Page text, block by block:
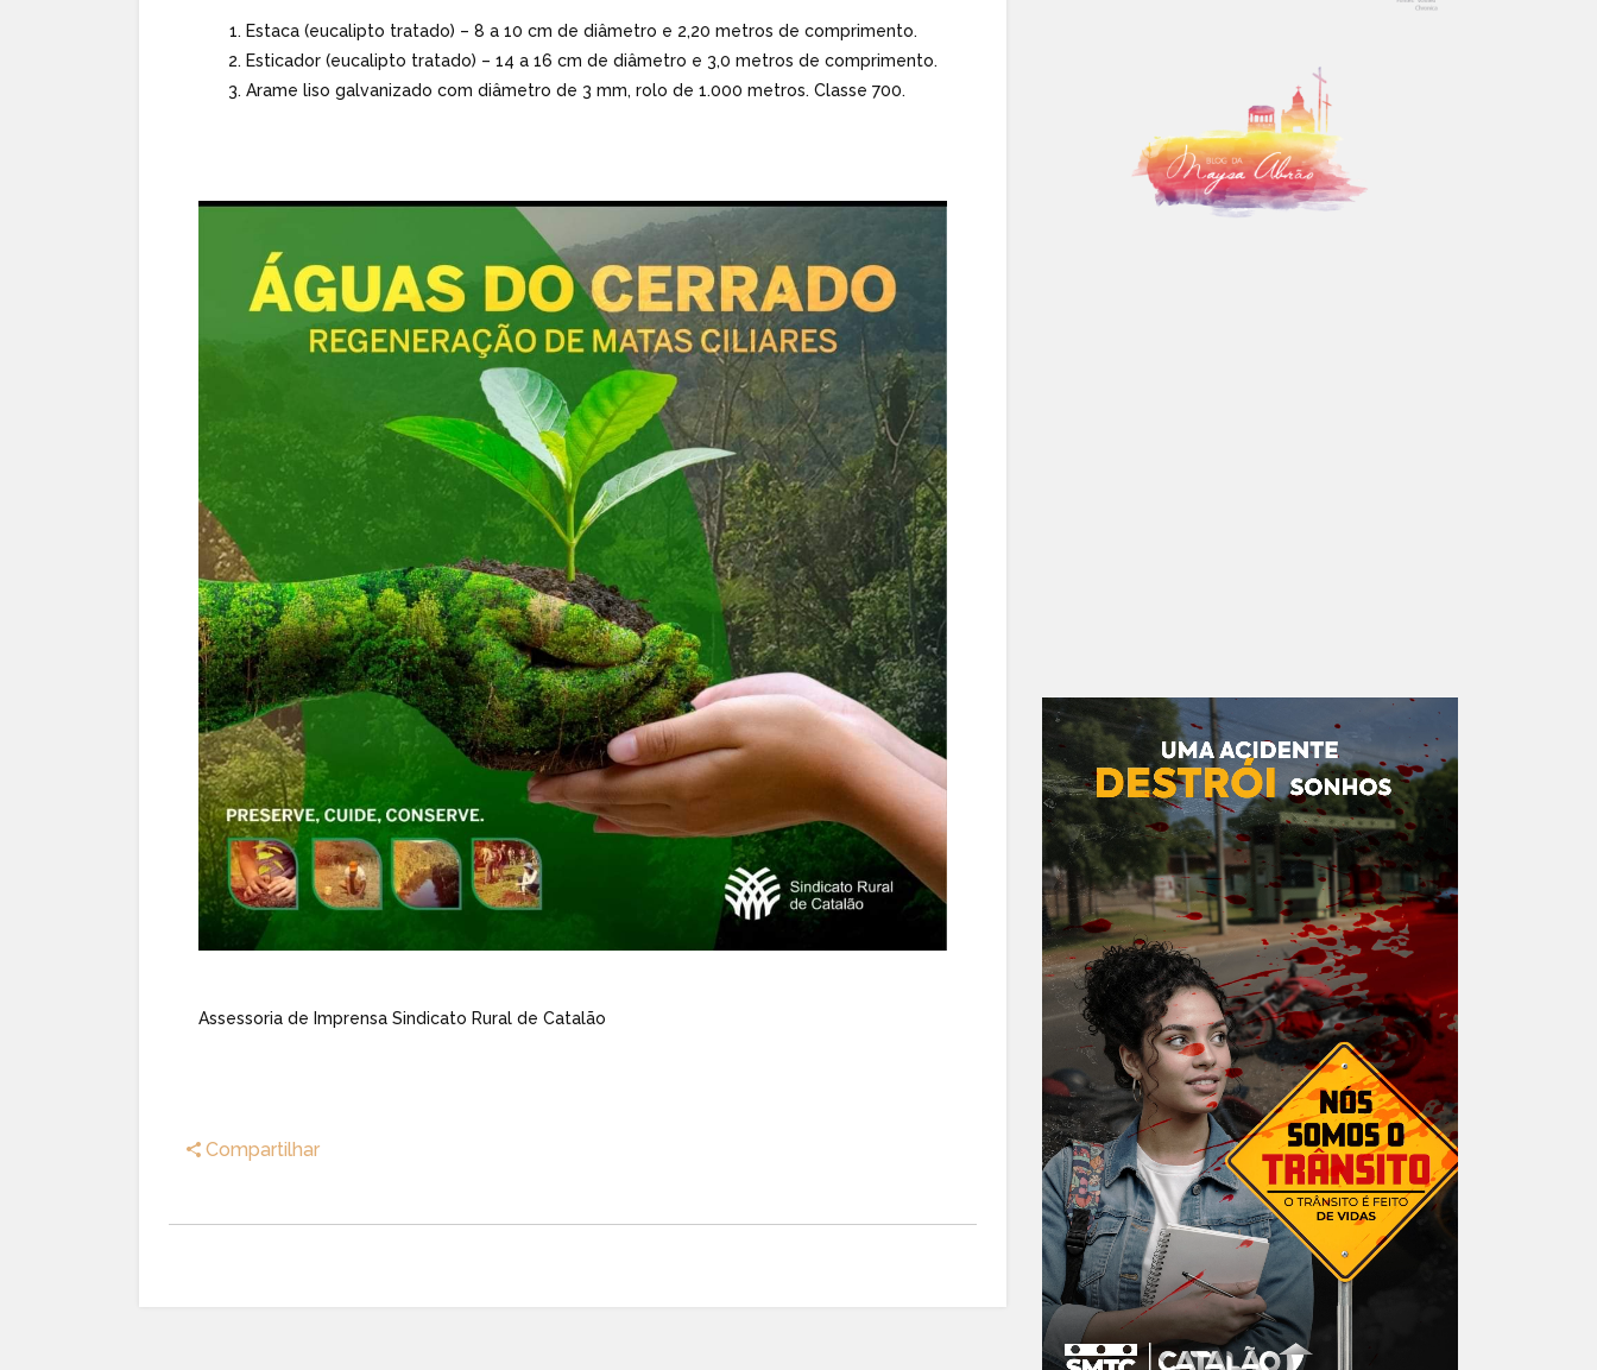
Estaca (eucalipto tratado) – 8 a 10 cm de diâmetro e 2,20 metros de comprimento.
Esticador (eucalipto tratado) – 14 a 16 cm de diâmetro e 3,0 metros de comprimento.
Arame liso galvanizado com diâmetro de 3 mm, rolo de 1.000 metros. Classe 700.
Assessoria de Imprensa Sindicato Rural de Catalão
Compartilhar